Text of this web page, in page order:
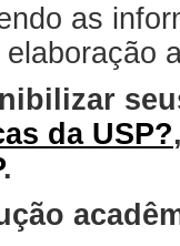
as
da USP?
.